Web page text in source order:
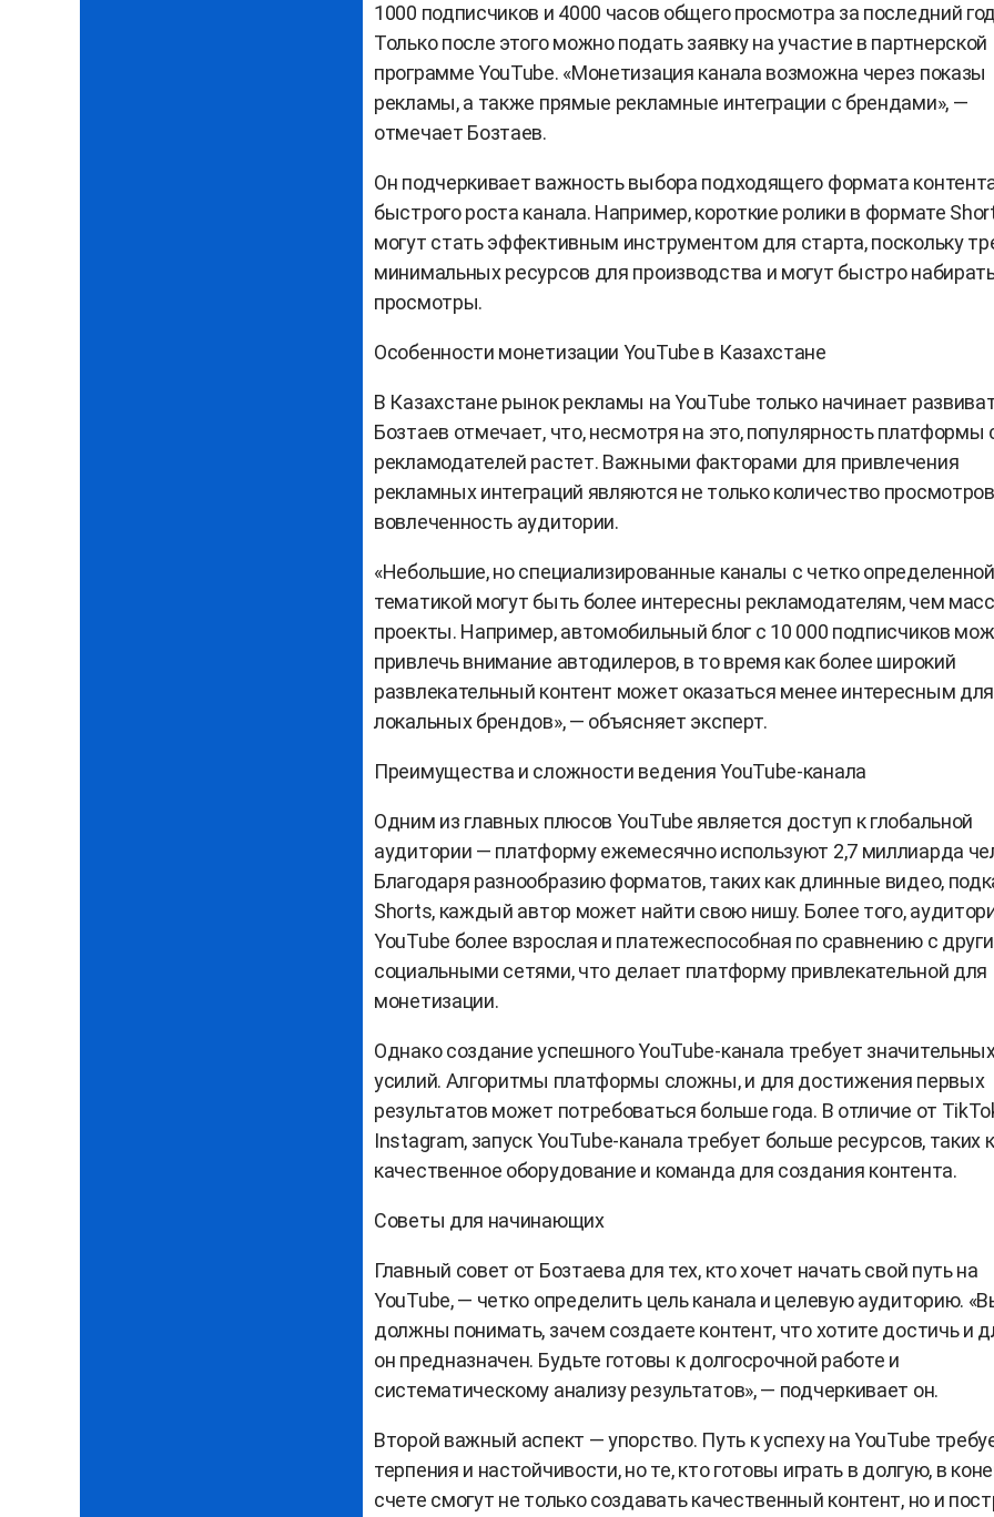
1000 подписчиков и 4000 часов общего просмотра за последний
Только после этого можно подать заявку на участие в партнерской
программе YouTube. «Монетизация канала возможна через показы
рекламы, а также прямые рекламные интеграции с брендами», —
отмечает Бозтаев.
Он подчеркивает важность выбора подходящего формата
быстрого роста канала. Например, короткие ролики в формате
могут стать эффективным инструментом для старта, поскольку
минимальных ресурсов для производства и могут быстро
просмотры.
Особенности монетизации YouTube в Казахстане
В Казахстане рынок рекламы на YouTube только начинает
Бозтаев отмечает, что, несмотря на это, популярность платформы
рекламодателей растет. Важными факторами для привлечения
рекламных интеграций являются не только количество
вовлеченность аудитории.
«Небольшие, но специализированные каналы с четко определенной
тематикой могут быть более интересны рекламодателям, чем
проекты. Например, автомобильный блог с 10 000 подписчиков
привлечь внимание автодилеров, в то время как более широкий
развлекательный контент может оказаться менее интересным для
локальных брендов», — объясняет эксперт.
Преимущества и сложности ведения YouTube-канала
Одним из главных плюсов YouTube является доступ к глобальной
аудитории — платформу ежемесячно используют 2,7 миллиарда
Благодаря разнообразию форматов, таких как длинные видео,
Shorts, каждый автор может найти свою нишу. Более того,
YouTube более взрослая и платежеспособная по сравнению с
социальными сетями, что делает платформу привлекательной для
монетизации.
Однако создание успешного YouTube-канала требует
усилий. Алгоритмы платформы сложны, и для достижения первых
результатов может потребоваться больше года. В отличие от
Instagram, запуск YouTube-канала требует больше ресурсов, таких
качественное оборудование и команда для создания контента.
Советы для начинающих
Главный совет от Бозтаева для тех, кто хочет начать свой путь на
YouTube, — четко определить цель канала и целевую аудиторию.
должны понимать, зачем создаете контент, что хотите достичь и
он предназначен. Будьте готовы к долгосрочной работе и
систематическому анализу результатов», — подчеркивает он.
Второй важный аспект — упорство. Путь к успеху на YouTube
терпения и настойчивости, но те, кто готовы играть в долгую, в
счете смогут не только создавать качественный контент, но и